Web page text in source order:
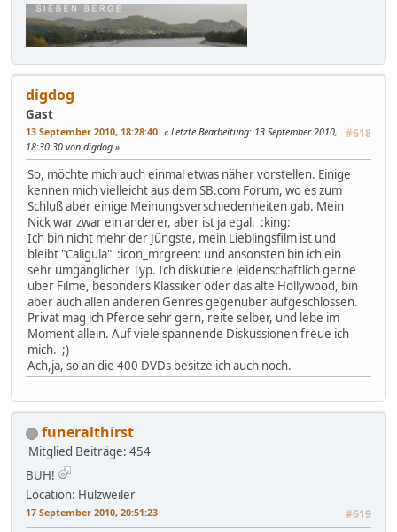
digdog
Gast
13 September 2010, 18:28:40 #618
Letzte Bearbeitung: 13 September 2010,
18:30:30 von digdog
So, möchte mich auch einmal etwas näher vorstellen. Einige
kennen mich vielleicht aus dem SB.com Forum, wo es zum
Schluß aber einige Meinungsverschiedenheiten gab. Mein
Nick war zwar ein anderer, aber ist ja egal. :king:
Ich bin nicht mehr der Jüngste, mein Lieblingsfilm ist und
bleibt "Caligula" :icon_mrgreen: und ansonsten bin ich ein
sehr umgänglicher Typ. Ich diskutiere leidenschaftlich gerne
über Filme, besonders Klassiker oder das alte Hollywood, bin
aber auch allen anderen Genres gegenüber aufgeschlossen.
Privat mag ich Pferde sehr gern, reite selber, und lebe im
Moment allein. Auf viele spannende Diskussionen freue ich
mich. ;)
Ach,ja, so an die 400 DVDs besitze ich auch noch.
funeralthirst
Mitglied Beiträge: 454
BUH!
Location: Hülzweiler
17 September 2010, 20:51:23 #619